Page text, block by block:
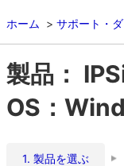
ホーム サポート・
製品：
OS：
1. 製品を選ぶ